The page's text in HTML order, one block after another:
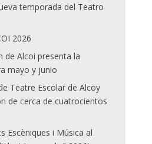
temporada del Teatro
2026
de Alcoi presenta la
mayo y junio
Teatre Escolar de Alcoy
de cerca de cuatrocientos
Escèniques i Música al